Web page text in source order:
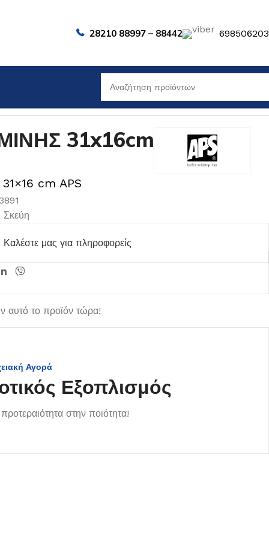
28210 88997 – 88442
31x16cm
31×16 cm APS
Σκεύη
Καλέστε μας για πληροφορείς
αυτό το προϊόν τώρα!
Αγορά
Εξοπλισμός
στην ποιότητα!